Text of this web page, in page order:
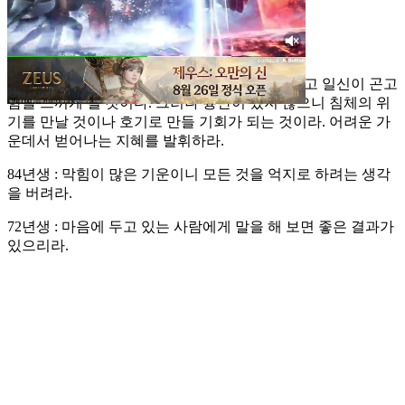
금전운 : 하 애정운 : 중 건강운 : 중
오늘의 일진은 운기가 불길하여 만사 막힘이 많고 일신이 곤고
함을 느끼게 될 것이다. 그러나 흉만이 있지 않으니 침체의 위
기를 만날 것이나 호기로 만들 기회가 되는 것이라. 어려운 가
운데서 벋어나는 지혜를 발휘하라.
84년생 : 막힘이 많은 기운이니 모든 것을 억지로 하려는 생각
을 버려라.
72년생 : 마음에 두고 있는 사람에게 말을 해 보면 좋은 결과가
있으리라.